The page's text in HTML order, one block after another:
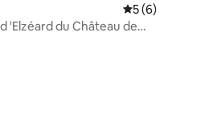
5 (6)
'Elzéard du Château de